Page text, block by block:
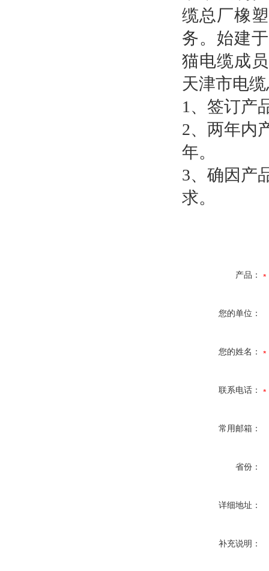
缆总厂橡
务。始建于
猫电缆成
天津市电
1 、签订产
2、两年内
年。
3、确因产
求。
产品：
您的单位：
您的姓名：
联系电话：
常用邮箱：
省份：
详细地址：
补充说明：